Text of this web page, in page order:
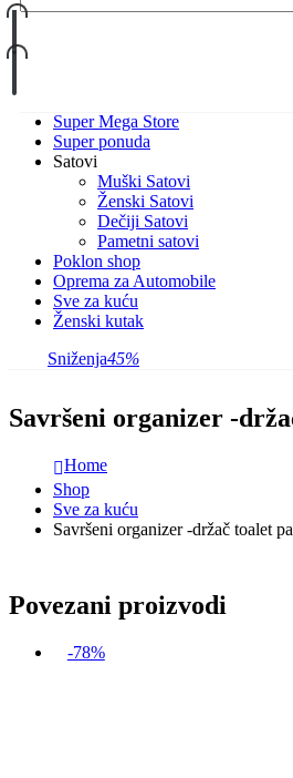
Super Mega Store
Super ponuda
Satovi
Muški Satovi
Ženski Satovi
Dečiji Satovi
Pametni satovi
Poklon shop
Oprema za Automobile
Sve za kuću
Ženski kutak
Sniženja45%
Savršeni organizer -
Home
Shop
Sve za kuću
Savršeni organizer -držač toalet
Povezani proizvodi
-78%